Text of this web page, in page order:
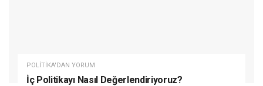
POLITIKA'DAN YORUM
İç Politikayı Nasıl Değerlendiriyoruz?